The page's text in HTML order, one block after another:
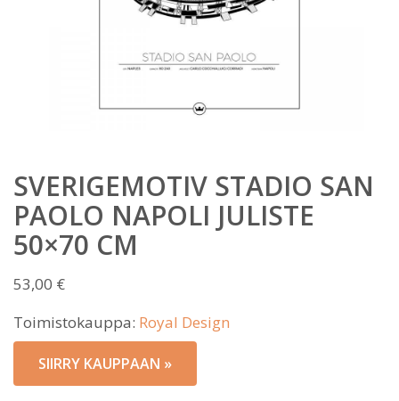
SVERIGEMOTIV STADIO SAN
PAOLO NAPOLI JULISTE
50×70 CM
53,00 €
Toimistokauppa: Royal Design
SIIRRY KAUPPAAN »